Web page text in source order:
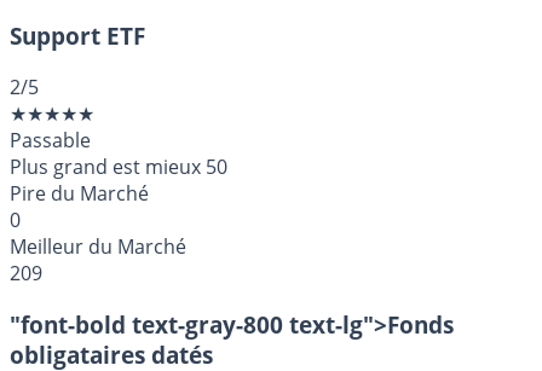
Support ETF
2/5
★★★★★
Passable
Plus grand est mieux 50
Pire du Marché
0
Meilleur du Marché
209
"font-bold text-gray-800 text-lg">Fonds
obligataires datés